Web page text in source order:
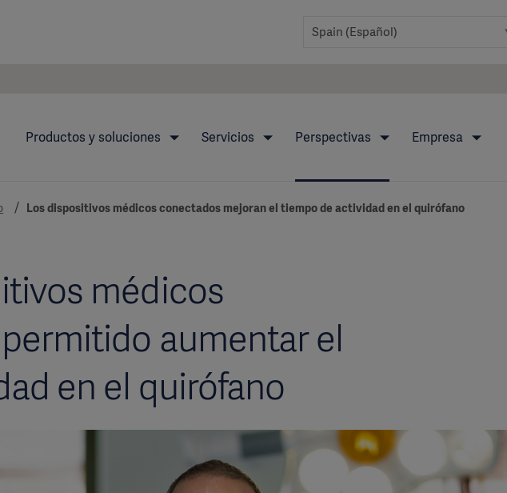
Productos y soluciones Servicios Perspectivas Empresa
Los dispositivos médicos conectados mejoran el tiempo de actividad en el quirófano
médicos
aumentar el
en el quirófano